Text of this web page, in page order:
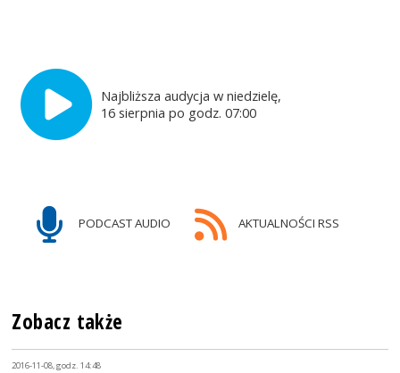
Najbliższa audycja w niedzielę,
16 sierpnia po godz. 07:00
PODCAST AUDIO AKTUALNOŚCI RSS
Zobacz także
2016-11-08, godz. 14:48